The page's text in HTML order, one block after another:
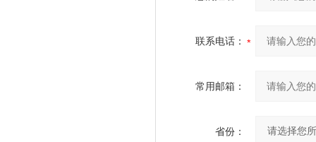
联系电话：
常用邮箱：
省份：